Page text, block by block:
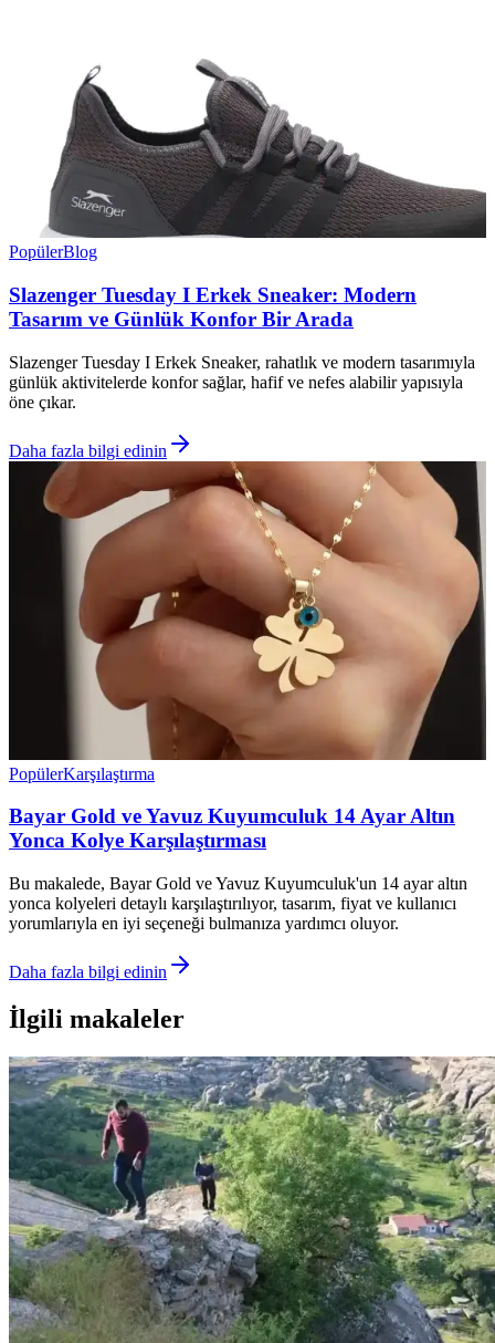
PopülerBlog
Slazenger Tuesday I Erkek Sneaker: Modern
Tasarım ve Günlük Konfor Bir Arada
Slazenger Tuesday I Erkek Sneaker, rahatlık ve modern tasarımıyla
günlük aktivitelerde konfor sağlar, hafif ve nefes alabilir yapısıyla
öne çıkar.
Daha fazla bilgi edinin
PopülerKarşılaştırma
Bayar Gold ve Yavuz Kuyumculuk 14 Ayar Altın
Yonca Kolye Karşılaştırması
Bu makalede, Bayar Gold ve Yavuz Kuyumculuk'un 14 ayar altın
yonca kolyeleri detaylı karşılaştırılıyor, tasarım, fiyat ve kullanıcı
yorumlarıyla en iyi seçeneği bulmanıza yardımcı oluyor.
Daha fazla bilgi edinin
İlgili makaleler